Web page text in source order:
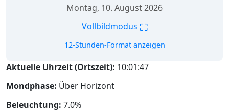
Montag, 10. August 2026
Vollbildmodus ⛶
12-Stunden-Format anzeigen
Aktuelle Uhrzeit (Ortszeit): 10:01:48
Mondphase: Über Horizont
Beleuchtung: 7.0%